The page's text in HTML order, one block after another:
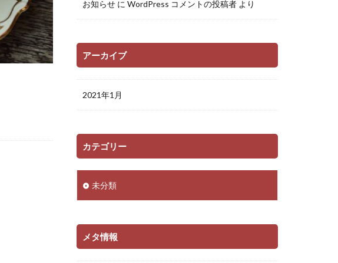
お知らせ に WordPress コメントの投稿者 より
アーカイブ
2021年1月
カテゴリー
未分類
メタ情報